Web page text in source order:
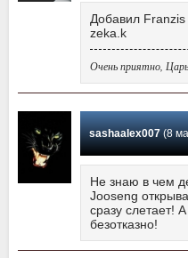
Добавил
zeka.k
Очень приятно,
sashaalex007(8 мая
Не знаю в чем
Jooseng
сразу слетает!
безотказно!